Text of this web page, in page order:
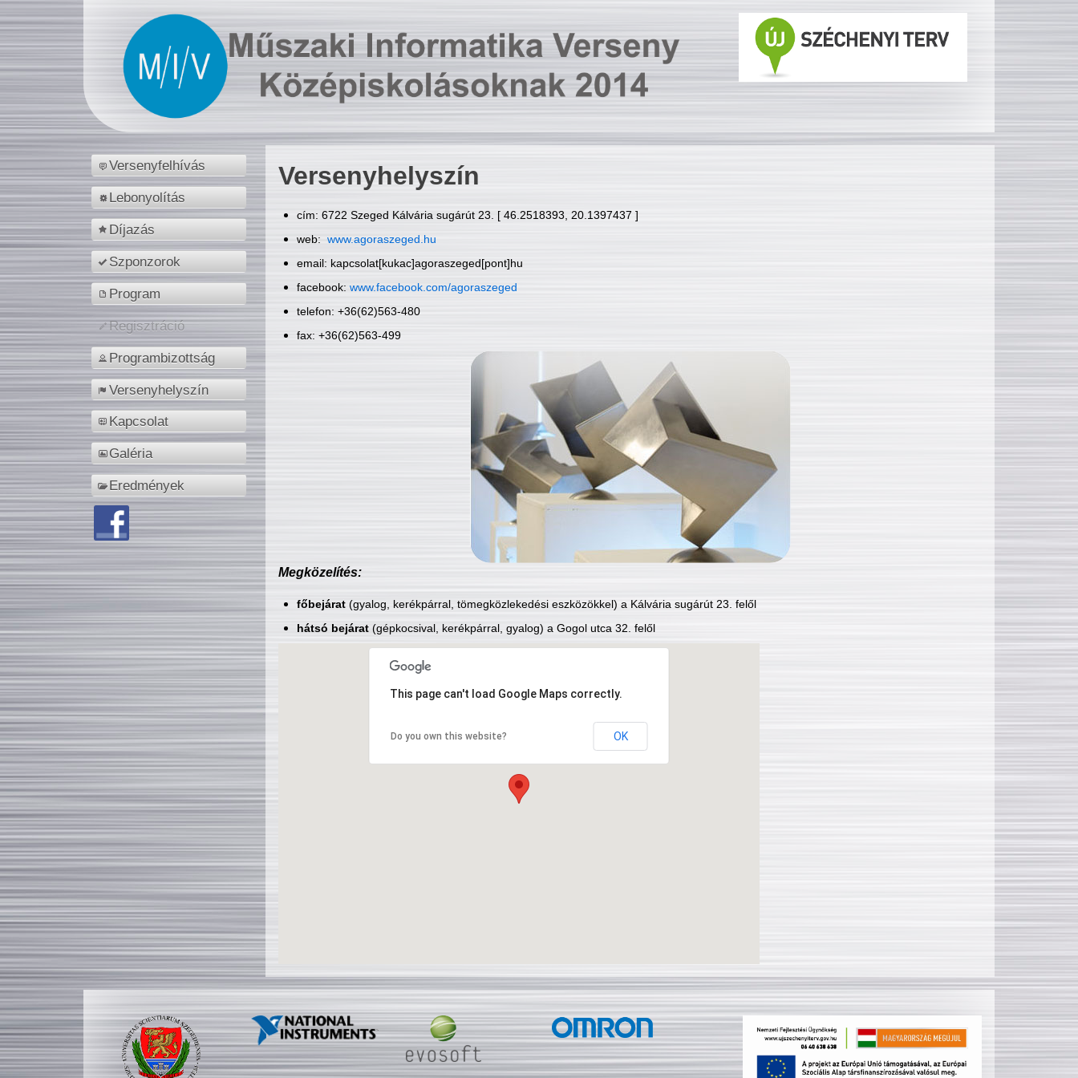
Versenyfelhívás
Lebonyolítás
Díjazás
Szponzorok
Program
Regisztráció
Programbizottság
Versenyhelyszín
Kapcsolat
Galéria
Eredmények
Versenyhelyszín
cím: 6722 Szeged Kálvária sugárút 23. [ 46.2518393, 20.1397437 ]
web: www.agoraszeged.hu
email: kapcsolat[kukac]agoraszeged[pont]hu
facebook: www.facebook.com/agoraszeged
telefon: +36(62)563-480
fax: +36(62)563-499
Megközelítés:
főbejárat(gyalog, kerékpárral, tömegközlekedési eszközökkel) a Kálvária sugárút 23. felől
hátsó bejárat(gépkocsival, kerékpárral, gyalog) a Gogol utca 32. felől
This page can't load Google Maps correctly.
Do you own this website? OK